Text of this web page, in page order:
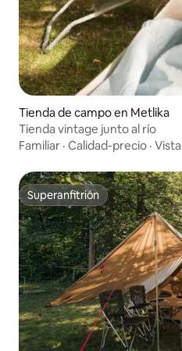
Tienda de campo en Metlika
Tienda vintage junto al río
Familiar · Calidad-precio · Vista
Superanfitrión
Superanfitrión